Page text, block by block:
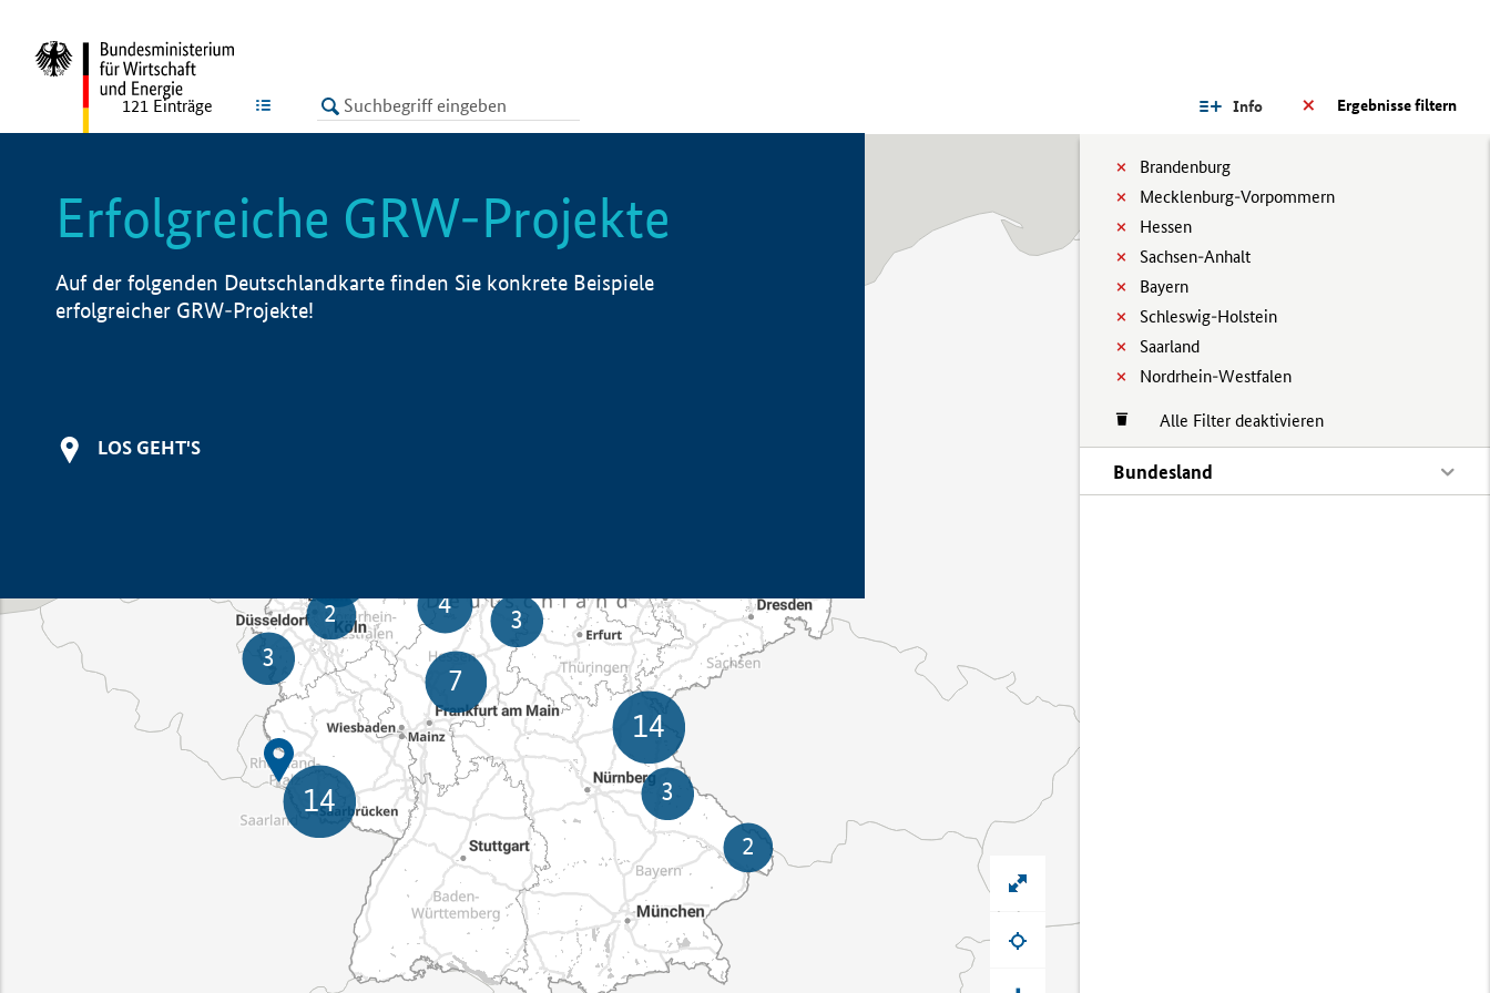
LISTE Ergebnisse filtern
Info
Brandenburg
Mecklenburg-Vorpommern
Hessen
Sachsen-Anhalt
Bayern
Schleswig-Holstein
Saarland
Nordrhein-Westfalen
Alle Filter deaktivieren
Bundesland
121 Einträge
Erfolgreiche GRW-Projekte
Auf der folgenden Deutschlandkarte finden Sie konkrete Beispiele
erfolgreicher GRW-Projekte!
LOS GEHT'S